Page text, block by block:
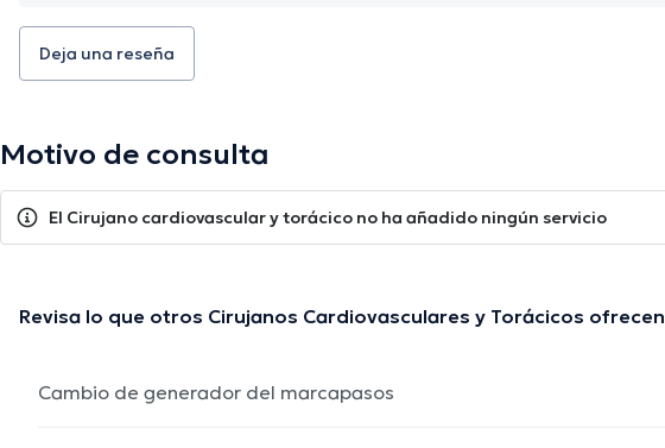
Deja una reseña
Motivo de consulta
El Cirujano cardiovascular y torácico no ha añadido ningún servicio
Revisa lo que otros Cirujanos Cardiovasculares y Torácicos ofrecen
Cambio de generador del marcapasos